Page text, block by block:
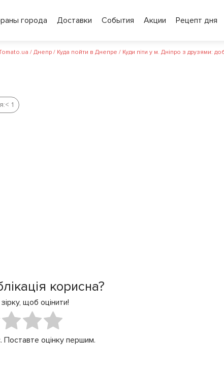
города Доставки События Акции Рецепт дня
/ Днепр / Куда пойти в Днепре / Куди піти у м. Дніпро з друзями:
< 1
корисна?
щоб оцінити!
Поставте оцінку першим.